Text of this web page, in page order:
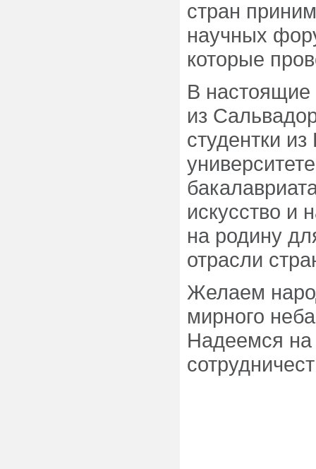
стран
научных
которые
В настоящие
из
студентки
искусство и
на родину
отрасли
Желаем
мирного
Надеемся